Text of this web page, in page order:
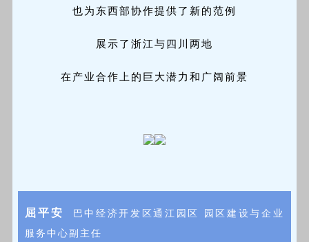
也为东西部协作提供了新的范例
展示了浙江与四川两地
在产业合作上的巨大潜力和广阔前景
屈平安
巴中经济开发区通江园区 园区建设与企业
服务中心副主任